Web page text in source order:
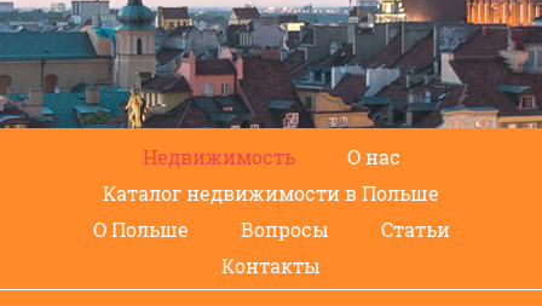
Недвижимость
О нас
Каталог недвижимости в Польше
О Польше
Вопросы
Статьи
Контакты